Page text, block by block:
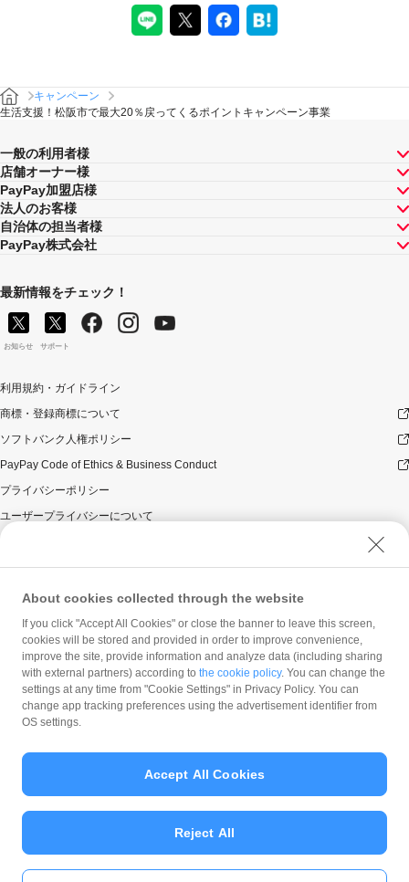
キャンペーン
生活支援！松阪市で最大20％戻ってくるポイントキャンペーン事業
一般の利用者様
店舗オーナー様
PayPay加盟店様
法人のお客様
自治体の担当者様
PayPay株式会社
最新情報をチェック！
お知らせ サポート
利用規約・ガイドライン
商標・登録商標について
ソフトバンク人権ポリシー
PayPay Code of Ethics & Business Conduct
プライバシーポリシー
ユーザープライバシーについて
ウェブサイト利用規約
反社会的勢力に対する方針
勧誘方針
マネロン等基本方針
カスタマーハラスメントに関する当社の考え方
© PayPay Corporation
About cookies collected through the website
If you click "Accept All Cookies" or close the banner to leave this screen,
cookies will be stored and provided in order to improve convenience,
improve the site, provide information and analyze data (including sharing
with external partners) according to the cookie policy. You can change the
settings at any time from "Cookie Settings" in Privacy Policy. You can
change app tracking preferences using the advertisement identifier from
OS settings.
Reject All
Accept All Cookies